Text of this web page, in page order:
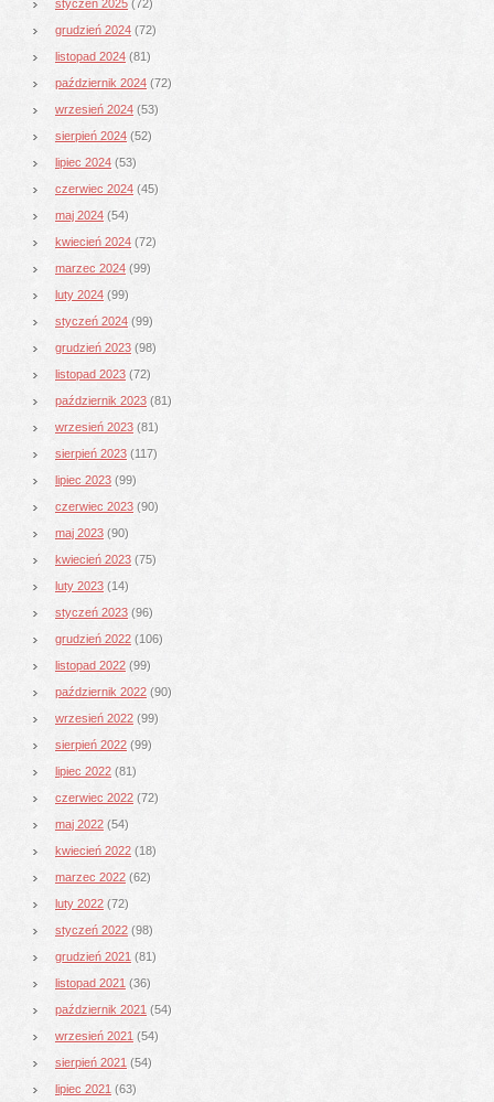
styczeń 2025 (72)
grudzień 2024 (72)
listopad 2024 (81)
październik 2024 (72)
wrzesień 2024 (53)
sierpień 2024 (52)
lipiec 2024 (53)
czerwiec 2024 (45)
maj 2024 (54)
kwiecień 2024 (72)
marzec 2024 (99)
luty 2024 (99)
styczeń 2024 (99)
grudzień 2023 (98)
listopad 2023 (72)
październik 2023 (81)
wrzesień 2023 (81)
sierpień 2023 (117)
lipiec 2023 (99)
czerwiec 2023 (90)
maj 2023 (90)
kwiecień 2023 (75)
luty 2023 (14)
styczeń 2023 (96)
grudzień 2022 (106)
listopad 2022 (99)
październik 2022 (90)
wrzesień 2022 (99)
sierpień 2022 (99)
lipiec 2022 (81)
czerwiec 2022 (72)
maj 2022 (54)
kwiecień 2022 (18)
marzec 2022 (62)
luty 2022 (72)
styczeń 2022 (98)
grudzień 2021 (81)
listopad 2021 (36)
październik 2021 (54)
wrzesień 2021 (54)
sierpień 2021 (54)
lipiec 2021 (63)